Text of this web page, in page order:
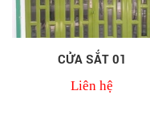
CỬA SẮT 01
Liên hệ